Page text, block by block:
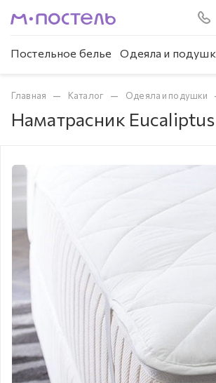
Постельное белье Одеяла и
Главная — Каталог — Одеяла и подушки
Наматрасник